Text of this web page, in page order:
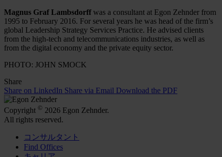
Magnus Graf Lambsdorffwas a consultant at Egon Zehnder from
1995 to February 2016. For several years he was head of the firm’s
global Leadership Strategy Services Practice. He advised clients
from the high-tech and telecommunications industries, as well as
from the digital economy and the private equity sector.
PHOTO: JOHN SMOCK
Share
Share on LinkedIn Share via Email Download the PDF
Copyright © 2026 Egon Zehnder.
All rights reserved.
コンサルタント
Find Offices